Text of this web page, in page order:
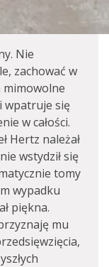
Nie
zachować w
mimowolne
wpatruje się
w całości.
Hertz należał
wstydził się
tomy
wypadku
piękna.
mu